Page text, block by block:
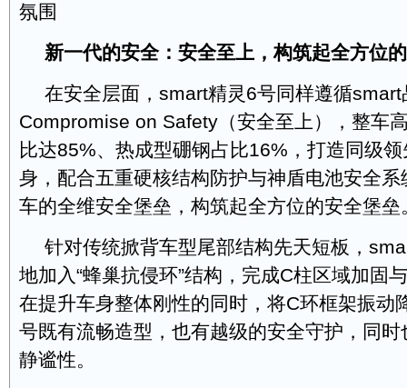
氛围
新一代的安全：安全至上，构筑起全方位
在安全层面，smart精灵6号同样遵循
Compromise on Safety（安全至上），整车
比达85%、热成型硼钢占比16%，打造同级
身，配合五重硬核结构防护与神盾电池安全
车的全维安全堡垒，构筑起全方位的安全堡垒
针对传统掀背车型尾部结构先天短板，
地加入“蜂巢抗侵环”结构，完成C柱区域加固
在提升车身整体刚性的同时，将C环框架振动
号既有流畅造型，也有越级的安全守护，同
静谧性。